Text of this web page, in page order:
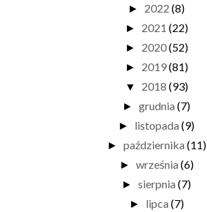
► 2022 (8)
► 2021 (22)
► 2020(52)
► 2019(81)
▼ 2018 (93)
► grudnia (7)
► listopada (9)
► października (11)
► września (6)
► sierpnia (7)
► lipca (7)